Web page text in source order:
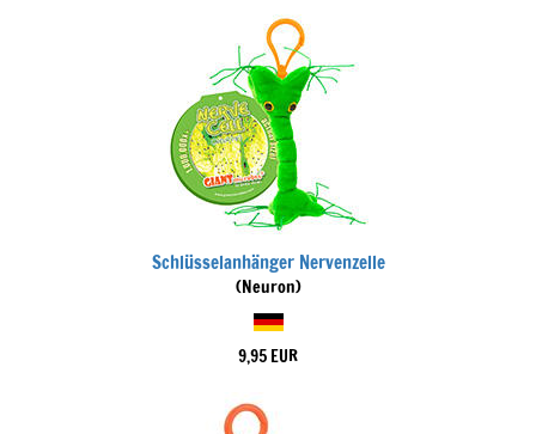
Schlüsselanhänger Nervenzelle
(Neuron)
9,95 EUR